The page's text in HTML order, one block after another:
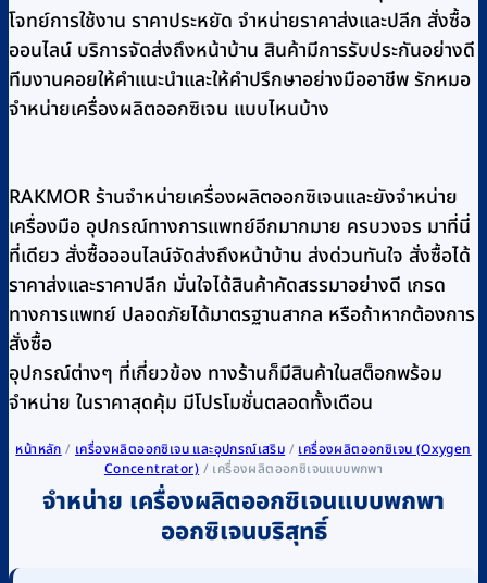
หน้าหลัก / เครื่องผลิตออกซิเจน และอุปกรณ์เสริม / เครื่องผลิตออกซิเจน (Oxygen
Concentrator) /เครื่องผลิตออกซิเจนแบบพกพา
จำหน่าย เครื่องผลิตออกซิเจนแบบพกพา
ออกซิเจนบริสุทธิ์
โจทย์การใช้งาน ราคาประหยัด จำหน่ายราคาส่งและปลีก สั่งซื้อ
ออนไลน์ บริการจัดส่งถึงหน้าบ้าน สินค้ามีการรับประกันอย่างดี
ทีมงานคอยให้คำแนะนำและให้คำปรึกษาอย่างมืออาชีพ รักหมอ
จำหน่ายเครื่องผลิตออกซิเจน แบบไหนบ้าง
RAKMOR ร้านจำหน่ายเครื่องผลิตออกซิเจนและยังจำหน่าย
เครื่องมือ อุปกรณ์ทางการแพทย์อีกมากมาย ครบวงจร มาที่นี่
ที่เดียว สั่งซื้อออนไลน์จัดส่งถึงหน้าบ้าน ส่งด่วนทันใจ สั่งซื้อได้
ราคาส่งและราคาปลีก มั่นใจได้สินค้าคัดสรรมาอย่างดี เกรด
ทางการแพทย์ ปลอดภัยได้มาตรฐานสากล หรือถ้าหากต้องการ
สั่งซื้อ
อุปกรณ์ต่างๆ ที่เกี่ยวข้อง ทางร้านก็มีสินค้าในสต็อกพร้อม
จำหน่าย ในราคาสุดคุ้ม มีโปรโมชั่นตลอดทั้งเดือน